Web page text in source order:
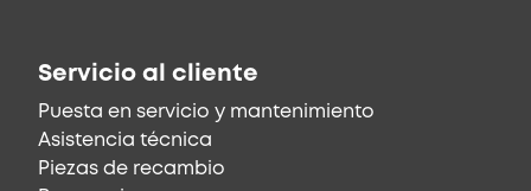
Servicio al cliente
Puesta en servicio y mantenimiento
Asistencia técnica
Piezas de recambio